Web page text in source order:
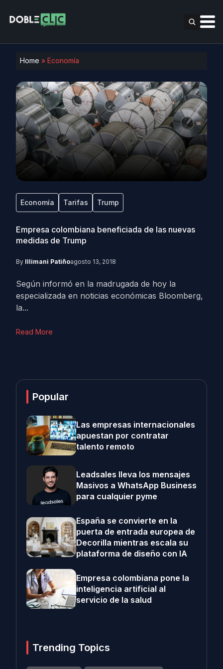
Home » Economía
Economía Tarifas Trump
Empresa colombiana beneficiada de las nuevas
medidas de Trump
By Illimani Patiñoagosto 13, 2018
Según informó en la madrugada de hoy la
especializada en noticias económicas Bloomberg,
la...
Read More
Popular
Las empresas internacionales
apuestan por contratar
talento remoto
Leadsales lleva los mensajes
Masivos a WhatsApp Business
para cualquier pyme
España se convierte en la
puerta de entrada europea de
Decorilla mientras escala su
plataforma de diseño con IA
Empresa colombiana pone la
inteligencia artificial al
servicio de la salud
Trending Topics